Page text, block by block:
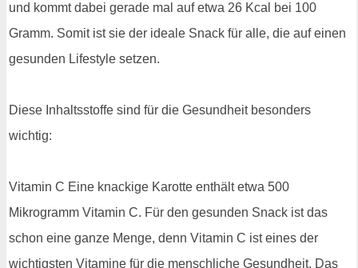
und kommt dabei gerade mal auf etwa 26 Kcal bei 100
Gramm. Somit ist sie der ideale Snack für alle, die auf einen
gesunden Lifestyle setzen.
Diese Inhaltsstoffe sind für die Gesundheit besonders
wichtig:
Vitamin C Eine knackige Karotte enthält etwa 500
Mikrogramm Vitamin C. Für den gesunden Snack ist das
schon eine ganze Menge, denn Vitamin C ist eines der
wichtigsten Vitamine für die menschliche Gesundheit. Das